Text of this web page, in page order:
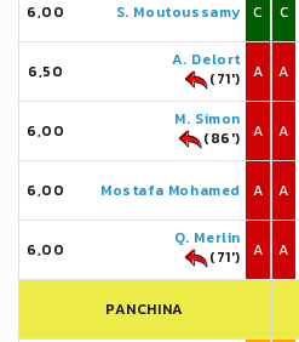
6,00 S. Moutoussamy C
6,50
A. Delort
(71')
A
6,00
M. Simon
(86')
A
6,00 Mostafa Mohamed A
6,00
Q. Merlin
(71')
A
PANCHINA
C
A
A
A
A